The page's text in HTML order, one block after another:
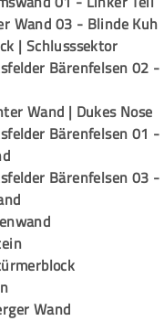
Wand 03 - Blinde Kuh
| Schlusssektor
Bärenfelsen 02 -
Wand | Dukes Nose
Bärenfelsen 01 -
Bärenfelsen 03 -
Wand